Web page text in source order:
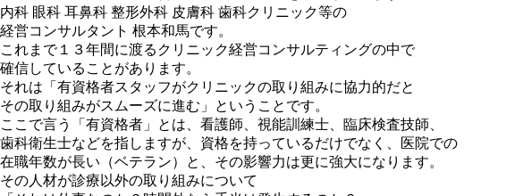
内科 眼科 耳鼻科 整形外科 皮膚科 歯科クリニック等の
経営コンサルタント 根本和馬です。
これまで１３年間に渡るクリニック経営コンサルティングの中で
確信していることがあります。
それは「有資格者スタッフがクリニックの取り組みに協力的だと
その取り組みがスムーズに進む」ということです。
ここで言う「有資格者」とは、看護師、視能訓練士、臨床検査技師、
歯科衛生士などを指しますが、資格を持っているだけでなく、医院での
在職年数が長い（ベテラン）と、その影響力は更に強大になります。
その人材が診療以外の取り組みについて